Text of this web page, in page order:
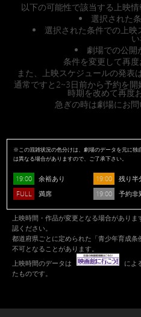
以下の可能性で該当する上映情
選択された
選択された条件での上
劇場での公開
条件を変更して再度
また、上映スケジュールの発表
通常ですと2~3日前から予約を
時期を改めて再度
急ぎの時は劇場にお問
※この混雑状況の色分けは、劇場のデータを元に独
は異なる場合がありますので、ご了承下さい。
19:00 余裕あり 19:00 残り半
FULL
満席 19:00 予約非
上映時間・作品が変更となる場合があり
認ください。
都道府県ごとに定められた「青少年育成
不可となることがあります。
上映時間のデータは
によ
たものです。